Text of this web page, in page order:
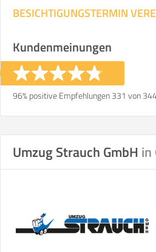
BESICHTIGUNGSTERMIN
Kundenmeinungen
96% positive Empfehlungen 331 von
Umzug Strauch GmbH in